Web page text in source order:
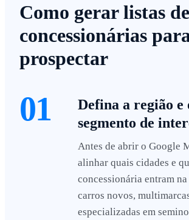
Como gerar listas de
concessionárias
prospectar
01
Defina a região e
segmento de
Antes de abrir o Google
alinhar quais cidades e
concessionária entram
carros novos,
especializadas em